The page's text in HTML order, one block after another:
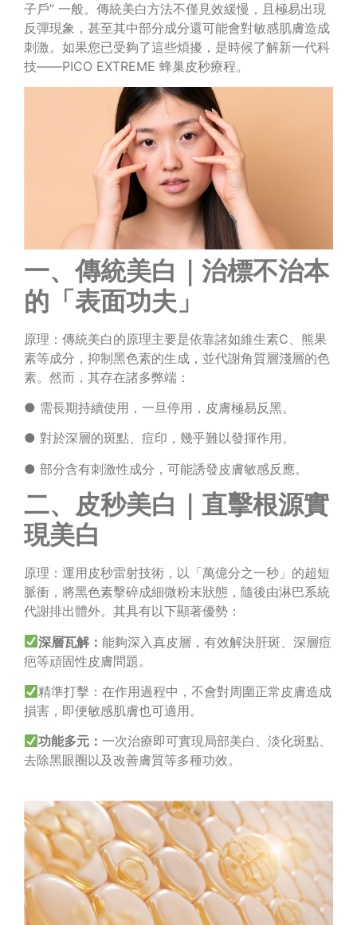
子戶” 一般。傳統美白方法不僅見效緩慢，且極易出現
反彈現象，甚至其中部分成分還可能會對敏感肌膚造成
刺激。如果您已受夠了這些煩擾，是時候了解新一代科
技——PICO EXTREME 蜂巢皮秒療程。
一、傳統美白｜治標不治本
的「表面功夫」
原理：傳統美白的原理主要是依靠諸如維生素C、熊果
素等成分，抑制黑色素的生成，並代謝角質層淺層的色
素。然而，其存在諸多弊端：
● 需長期持續使用，一旦停用，皮膚極易反黑。
● 對於深層的斑點、痘印，幾乎難以發揮作用。
● 部分含有刺激性成分，可能誘發皮膚敏感反應。
二、皮秒美白｜直擊根源實
現美白
原理：運用皮秒雷射技術，以「萬億分之一秒」的超短
脈衝，將黑色素擊碎成細微粉末狀態，隨後由淋巴系統
代謝排出體外。其具有以下顯著優勢：
深層瓦解：能夠深入真皮層，有效解決肝斑、深層痘
疤等頑固性皮膚問題。
精準打擊：在作用過程中，不會對周圍正常皮膚造成
損害，即便敏感肌膚也可適用。
功能多元：一次治療即可實現局部美白、淡化斑點、
去除黑眼圈以及改善膚質等多種功效。